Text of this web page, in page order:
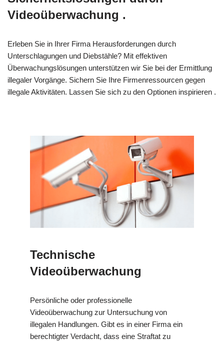
Videoüberwachung .
Erleben Sie in Ihrer Firma Herausforderungen durch
Unterschlagungen und Diebstähle? Mit effektiven
Überwachungslösungen unterstützen wir Sie bei der Ermittlung
illegaler Vorgänge. Sichern Sie Ihre Firmenressourcen gegen
illegale Aktivitäten. Lassen Sie sich zu den Optionen inspirieren .
Technische
Videoüberwachung
Persönliche oder professionelle
Videoüberwachung zur Untersuchung von
illegalen Handlungen. Gibt es in einer Firma ein
berechtigter Verdacht, dass eine Straftat zu